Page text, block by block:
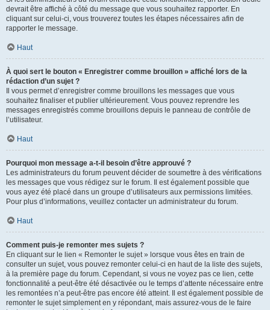
devrait être affiché à côté du message que vous souhaitez rapporter. En
cliquant sur celui-ci, vous trouverez toutes les étapes nécessaires afin de
rapporter le message.
Haut
À quoi sert le bouton « Enregistrer comme brouillon » affiché lors de la
rédaction d’un sujet ?
Il vous permet d’enregistrer comme brouillons les messages que vous
souhaitez finaliser et publier ultérieurement. Vous pouvez reprendre les
messages enregistrés comme brouillons depuis le panneau de contrôle de
l’utilisateur.
Haut
Pourquoi mon message a-t-il besoin d’être approuvé ?
Les administrateurs du forum peuvent décider de soumettre à des vérifications
les messages que vous rédigez sur le forum. Il est également possible que
vous ayez été placé dans un groupe d’utilisateurs aux permissions limitées.
Pour plus d’informations, veuillez contacter un administrateur du forum.
Haut
Comment puis-je remonter mes sujets ?
En cliquant sur le lien « Remonter le sujet » lorsque vous êtes en train de
consulter un sujet, vous pouvez remonter celui-ci en haut de la liste des sujets,
à la première page du forum. Cependant, si vous ne voyez pas ce lien, cette
fonctionnalité a peut-être été désactivée ou le temps d’attente nécessaire entre
les remontées n’a peut-être pas encore été atteint. Il est également possible de
remonter le sujet simplement en y répondant, mais assurez-vous de le faire